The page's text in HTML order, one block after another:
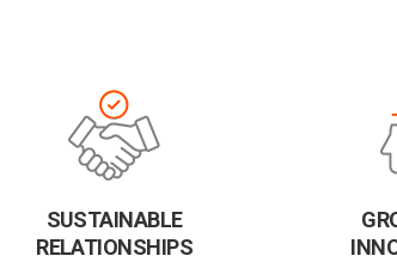
SUSTAINABLE
RELATIONSHIPS